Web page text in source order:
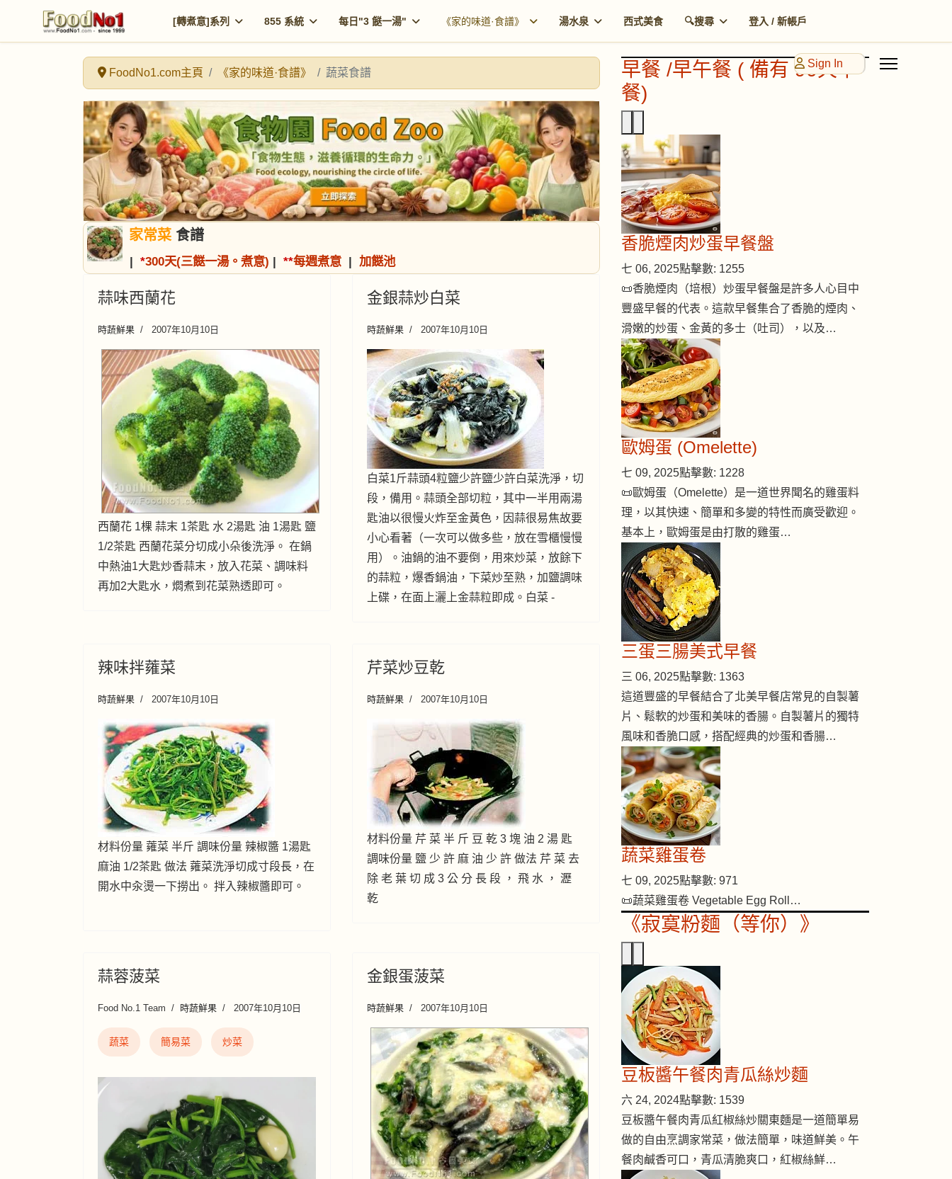
[轉煮意]系列 855 系統 每日"3 餸一湯" 《家的味道·食譜》 湯水泉 西式美食 🔍搜尋 登入 / 新帳戶
Sign In
FoodNo1.com主頁 《家的味道·食譜》 蔬菜食譜
家常菜 食譜
| *300天(三餸一湯。煮意) | **每週煮意 | 加餸池
蒜味西蘭花
時蔬鮮果 2007年10月10日
西蘭花 1棵 蒜末 1茶匙 水 2湯匙 油 1湯匙 鹽
1/2茶匙 西蘭花菜分切成小朵後洗淨。 在鍋
中熱油1大匙炒香蒜末，放入花菜、調味料
再加2大匙水，燜煮到花菜熟透即可。
金銀蒜炒白菜
時蔬鮮果 2007年10月10日
白菜1斤蒜頭4粒鹽少許鹽少許白菜洗淨，切
段，備用。蒜頭全部切粒，其中一半用兩湯
匙油以很慢火炸至金黃色，因蒜很易焦故要
小心看著（一次可以做多些，放在雪櫃慢慢
用）。油鍋的油不要倒，用來炒菜，放餘下
的蒜粒，爆香鍋油，下菜炒至熟，加鹽調味
上碟，在面上灑上金蒜粒即成。白菜 -
辣味拌蕹菜
時蔬鮮果 2007年10月10日
材料份量 蕹菜 半斤 調味份量 辣椒醬 1湯匙
麻油 1/2茶匙 做法 蕹菜洗淨切成寸段長，在
開水中汆燙一下撈出。 拌入辣椒醬即可。
芹菜炒豆乾
時蔬鮮果 2007年10月10日
材料份量 芹 菜 半 斤 豆 乾 3 塊 油 2 湯 匙
調味份量 鹽 少 許 麻 油 少 許 做法 芹 菜 去
除 老 葉 切 成 3 公 分 長 段 ， 飛 水 ， 瀝
乾
蒜蓉菠菜
Food No.1 Team 時蔬鮮果 2007年10月10日
蔬菜 簡易菜 炒菜
金銀蛋菠菜
時蔬鮮果 2007年10月10日
早餐 /早午餐 ( 備有 90天早
餐)
香脆煙肉炒蛋早餐盤
七 06, 2025點擊數: 1255
📜香脆煙肉（培根）炒蛋早餐盤是許多人心目中
豐盛早餐的代表。這款早餐集合了香脆的煙肉、
滑嫩的炒蛋、金黃的多士（吐司），以及…
歐姆蛋 (Omelette)
七 09, 2025點擊數: 1228
📜歐姆蛋（Omelette）是一道世界聞名的雞蛋料
理，以其快速、簡單和多變的特性而廣受歡迎。
基本上，歐姆蛋是由打散的雞蛋…
三蛋三腸美式早餐
三 06, 2025點擊數: 1363
這道豐盛的早餐結合了北美早餐店常見的自製薯
片、鬆軟的炒蛋和美味的香腸。自製薯片的獨特
風味和香脆口感，搭配經典的炒蛋和香腸…
蔬菜雞蛋卷
七 09, 2025點擊數: 971
📜蔬菜雞蛋卷 Vegetable Egg Roll…
《寂寞粉麵（等你）》
豆板醬午餐肉青瓜絲炒麵
六 24, 2024點擊數: 1539
豆板醬午餐肉青瓜紅椒絲炒關東麵是一道簡單易
做的自由烹調家常菜，做法簡單，味道鮮美。午
餐肉鹹香可口，青瓜清脆爽口，紅椒絲鮮…